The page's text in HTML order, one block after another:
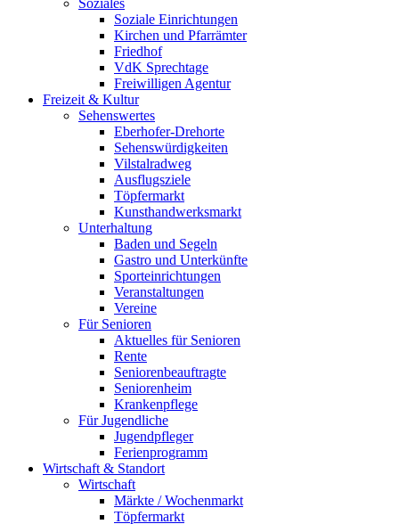
Soziales
Soziale Einrichtungen
Kirchen und Pfarrämter
Friedhof
VdK Sprechtage
Freiwilligen Agentur
Freizeit & Kultur
Sehenswertes
Eberhofer-Drehorte
Sehenswürdigkeiten
Vilstalradweg
Ausflugsziele
Töpfermarkt
Kunsthandwerksmarkt
Unterhaltung
Baden und Segeln
Gastro und Unterkünfte
Sporteinrichtungen
Veranstaltungen
Vereine
Für Senioren
Aktuelles für Senioren
Rente
Seniorenbeauftragte
Seniorenheim
Krankenpflege
Für Jugendliche
Jugendpfleger
Ferienprogramm
Wirtschaft & Standort
Wirtschaft
Märkte / Wochenmarkt
Töpfermarkt